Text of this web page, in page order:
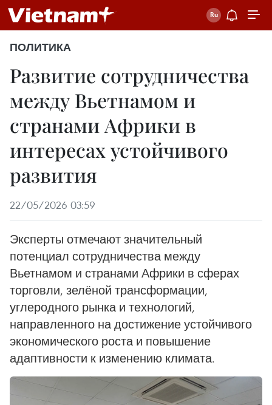
ПОЛИТИКА
Развитие сотрудничества
между Вьетнамом и
странами Африки в
интересах устойчивого
развития
22/05/2026 03:59
Эксперты отмечают значительный
потенциал сотрудничества между
Вьетнамом и странами Африки в сферах
торговли, зелёной трансформации,
углеродного рынка и технологий,
направленного на достижение устойчивого
экономического роста и повышение
адаптивности к изменению климата.